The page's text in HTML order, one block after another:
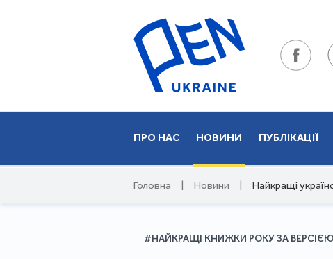
ПРО НАС НОВИНИ ПУБЛІКАЦІЇ
Головна Новини Найкращі
#НАЙКРАЩІ КНИЖКИ РОКУ ЗА